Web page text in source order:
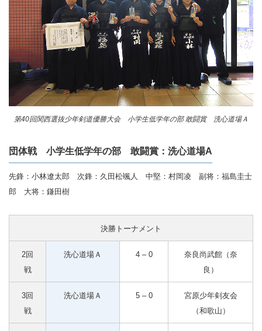
第40回関西選抜少年剣道優勝大会 小学生低学年の部 敢闘賞 洗心道場Ａ
団体戦 小学生低学年の部 敢闘賞：洗心道場A
先鋒：小林遼太郎 次鋒：久田松颯人 中堅：村岡凌 副将：福島圭士
郎 大将：鎌田樹
決勝トーナメント
2回
戦
洗心道場Ａ 4 – 0
奈良尚武館（奈
良）
3回
戦
洗心道場Ａ 5 – 0
宮原少年剣友会
（和歌山）